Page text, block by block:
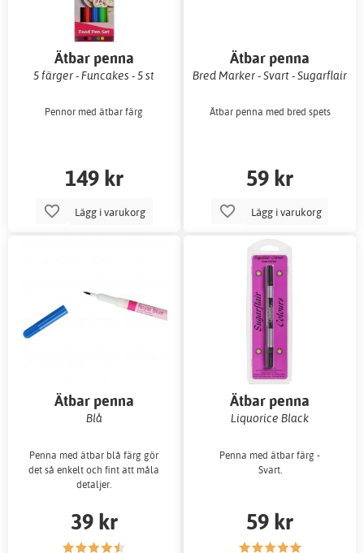
Ätbar penna
5 färger - Funcakes - 5 st
Pennor med ätbar färg
149 kr
Lägg i varukorg
Ätbar penna
Bred Marker - Svart - Sugarflair
Ätbar penna med bred spets
59 kr
Lägg i varukorg
Ätbar penna
Blå
Penna med ätbar blå färg gör
det så enkelt och fint att måla
detaljer.
39 kr
Ätbar penna
Liquorice Black
Penna med ätbar färg -
Svart.
59 kr